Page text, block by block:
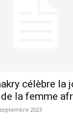
célèbre la
la femme
2023